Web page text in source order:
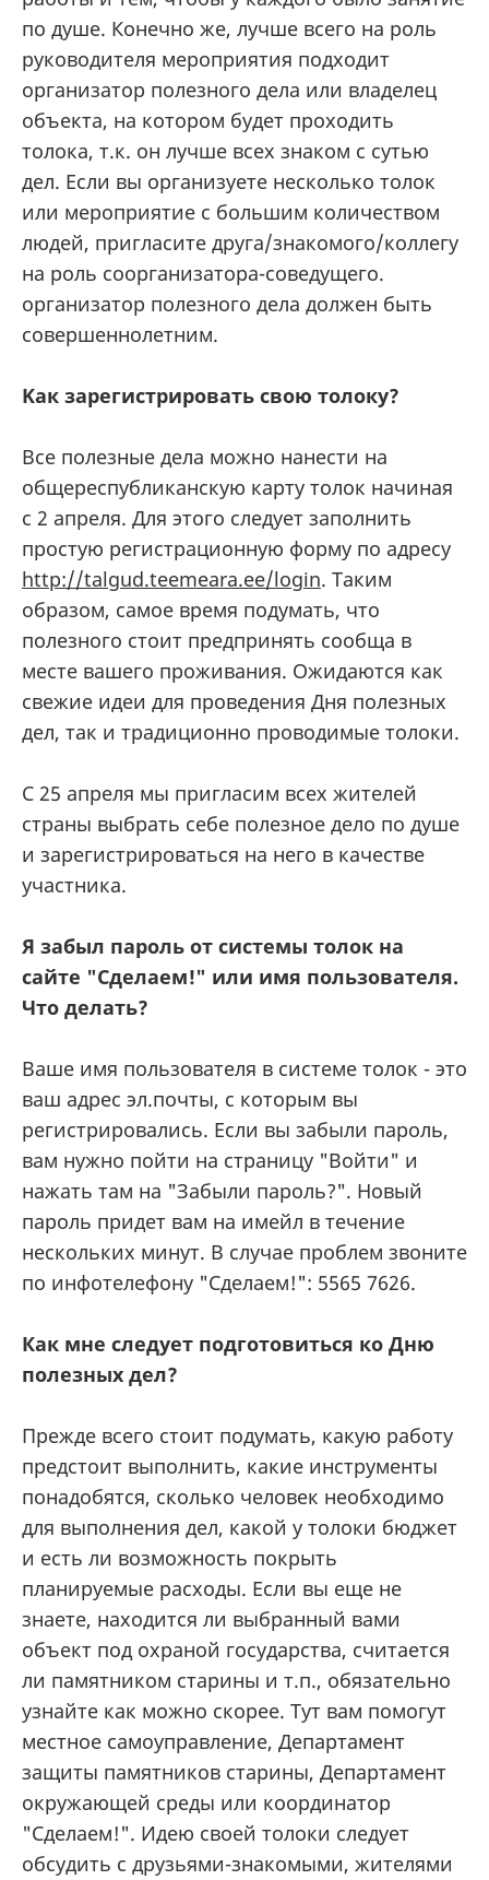
по душе. Конечно же, лучше всего на роль
руководителя мероприятия подходит
организатор полезного дела или владелец
объекта, на котором будет проходить
толока, т.к. он лучше всех знаком с сутью
дел. Если вы организуете несколько толок
или мероприятие с большим количеством
людей, пригласите друга/знакомого/коллегу
на роль соорганизатора-соведущего.
организатор полезного дела должен быть
совершеннолетним.
Kак зарегистрировать свою толоку?
Все полезные дела можно нанести на
общереспубликанскую карту толок начиная
с 2 апреля. Для этого следует заполнить
простую регистрационную форму по адресу
http://talgud.teemeara.ee/login. Таким
образом, самое время подумать, что
полезного стоит предпринять сообща в
месте вашего проживания. Ожидаются как
свежие идеи для проведения Дня полезных
дел, так и традиционно проводимые толоки.
С 25 апреля мы пригласим всех жителей
страны выбрать себе полезное дело по душе
и зарегистрироваться на него в качестве
участника.
Я забыл пароль от системы толок на
сайте "Сделаем!" или имя пользователя.
Что делать?
Ваше имя пользователя в системе толок - это
ваш адрес эл.почты, с которым вы
регистрировались. Если вы забыли пароль,
вам нужно пойти на страницу "Войти" и
нажать там на "Забыли пароль?". Новый
пароль придет вам на имейл в течение
нескольких минут. В случае проблем звоните
по инфотелефону "Сделаем!": 5565 7626.
Как мне следует подготовиться ко Дню
полезных дел?
Прежде всего стоит подумать, какую работу
предстоит выполнить, какие инструменты
понадобятся, сколько человек необходимо
для выполнения дел, какой у толоки бюджет
и есть ли возможность покрыть
планируемые расходы. Если вы еще не
знаете, находится ли выбранный вами
объект под охраной государства, считается
ли памятником старины и т.п., обязательно
узнайте как можно скорее. Тут вам помогут
местное самоуправление, Департамент
защиты памятников старины, Департамент
окружающей среды или координатор
"Сделаем!". Идею своей толоки следует
обсудить с друзьями-знакомыми, жителями